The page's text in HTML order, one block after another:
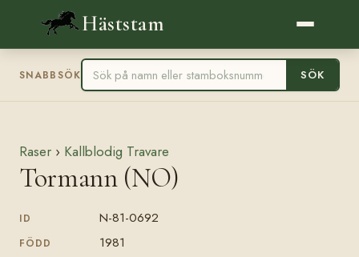
Häststam
SNABBSÖK SÖK
Raser › Kallblodig Travare
Tormann (NO)
ID N-81-0692
FÖDD 1981